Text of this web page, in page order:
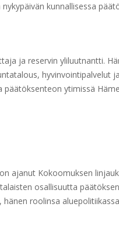
kunnallisessa
ja reservin yliluutnantti.
hyvinvointipalvelut
ytimissä
ajanut Kokoomuksen
osallisuutta
roolinsa